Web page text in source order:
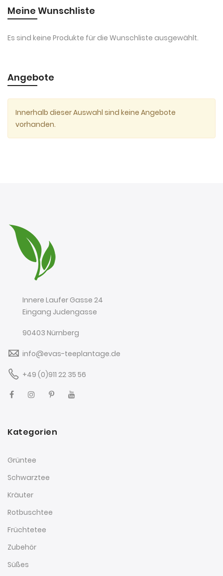
Meine Wunschliste
Es sind keine Produkte für die Wunschliste ausgewählt.
Angebote
Innerhalb dieser Auswahl sind keine Angebote
vorhanden.
Innere Laufer Gasse 24
Eingang Judengasse
90403 Nürnberg
info@evas-teeplantage.de
+49 (0)911 22 35 56
Kategorien
Grüntee
Schwarztee
Kräuter
Rotbuschtee
Früchtetee
Zubehör
Süßes